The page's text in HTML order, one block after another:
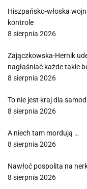
Hiszpańsko-włoska
kontrole
8 sierpnia 2026
Zajączkowska-Hernik
nagłaśniać każde takie
8 sierpnia 2026
To nie jest kraj dla
8 sierpnia 2026
A niech tam mordują …
8 sierpnia 2026
Nawłoć pospolita na
8 sierpnia 2026